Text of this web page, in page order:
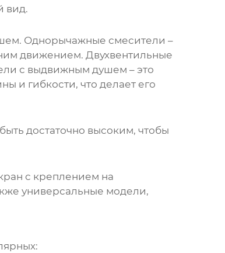
вид.
Однорычажные смесители –
движением. Двухвентильные
с выдвижным душем – это
и гибкости, что делает его
достаточно высоким, чтобы
с креплением на
универсальные модели,